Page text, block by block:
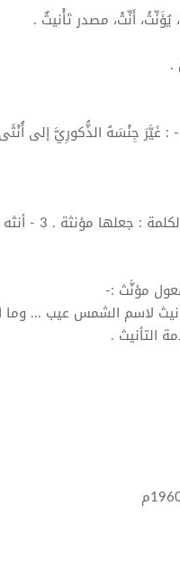
، يُؤَنِّثُ، أَنِّثْ، مصدر تَأْنيثٌ .
.
: غَيَّرَ جِنْسَهُ الذُّكورِيَّ إلى أُنْثَى
: جعلها مؤنثة . 3 - أنثه : عده
مؤنَّث :-
لاسم الشمس عيب ... وما
التأنيث .